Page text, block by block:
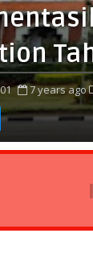
7 years ago